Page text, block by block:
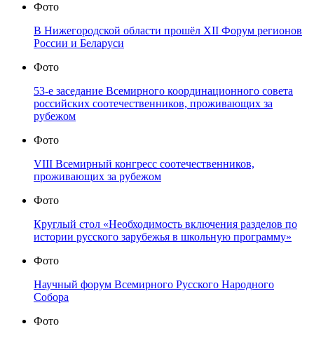
Фото
В Нижегородской области прошёл XII Форум регионов
России и Беларуси
Фото
53-е заседание Всемирного координационного совета
российских соотечественников, проживающих за
рубежом
Фото
VIII Всемирный конгресс соотечественников,
проживающих за рубежом
Фото
Круглый стол «Необходимость включения разделов по
истории русского зарубежья в школьную программу»
Фото
Научный форум Всемирного Русского Народного
Собора
Фото